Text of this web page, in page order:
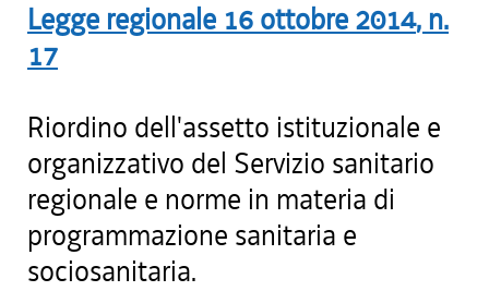
Legge regionale 16 ottobre 2014, n.
17
Riordino dell'assetto istituzionale e
organizzativo del Servizio sanitario
regionale e norme in materia di
programmazione sanitaria e
sociosanitaria.